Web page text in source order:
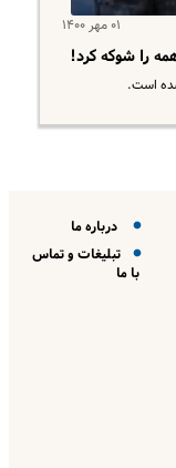
۰۱ مهر ۱۴۰۰
را شوکه کرد!
است.
درباره ما
تبلیغات و تماس
با ما